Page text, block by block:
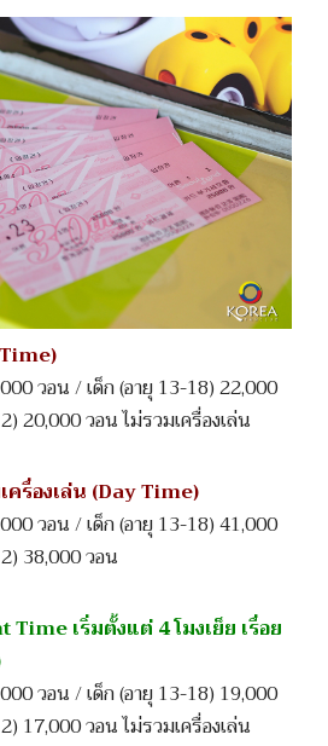
วอน / เด็ก (อายุ 13-18) 22,000
20,000 วอน ไม่รวมเครื่องเล่น
รื่องเล่น (Day Time)
วอน / เด็ก (อายุ 13-18) 41,000
38,000 วอน
เริ่มตั้งแต่ 4 โมงเย็ย เรื่อย
วอน / เด็ก (อายุ 13-18) 19,000
17,000 วอน ไม่รวมเครื่องเล่น